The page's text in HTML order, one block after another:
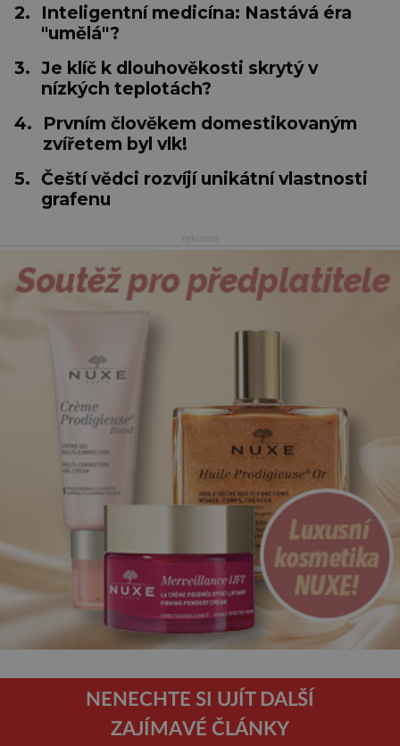
2.
Inteligentní medicína: Nastává éra
"umělá"?
3. Je klíč k dlouhověkosti skrytý v
nízkých teplotách?
4.
Prvním člověkem domestikovaným
zvířetem byl vlk!
5. Čeští vědci rozvíjí unikátní vlastnosti
grafenu
NENECHTE SI UJÍT DALŠÍ
ZAJÍMAVÉ ČLÁNKY